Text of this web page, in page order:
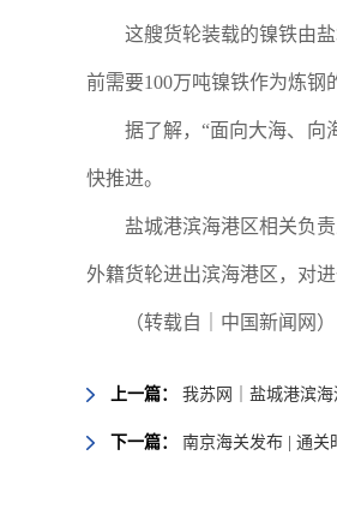
这艘货轮装载的镍铁由
前需要100万吨镍铁作为炼钢
据了解，“面向大海、向
快推进。
盐城港滨海港区相关负
外籍货轮进出滨海港区，对
（转载自｜中国新闻网）
上一篇： 我苏网｜盐城港滨
下一篇： 南京海关发布 | 通